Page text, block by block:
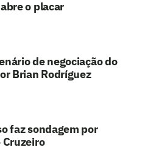
o placar
de negociação do
Brian Rodríguez
faz sondagem por